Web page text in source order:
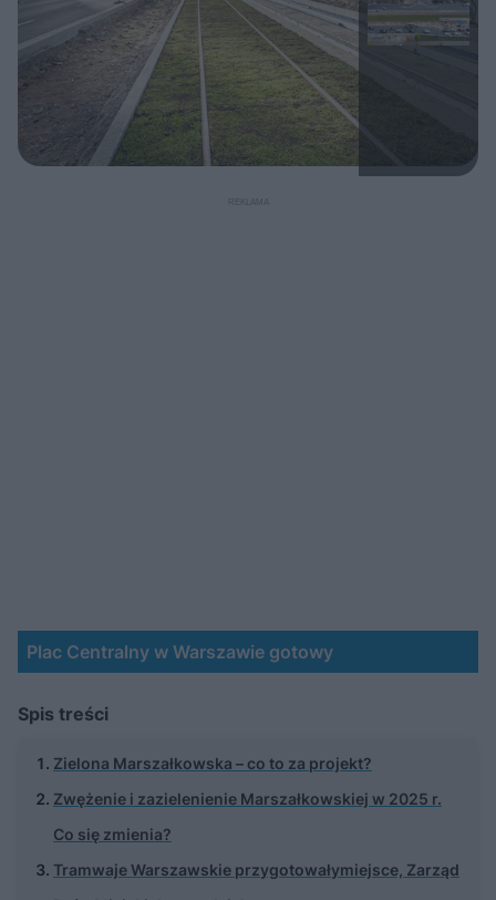
Plac Centralny w Warszawie gotowy
Spis treści
Zielona Marszałkowska – co to za projekt?
Zwężenie i zazielenienie Marszałkowskiej w 2025 r.
Co się zmienia?
Tramwaje Warszawskie przygotowałymiejsce, Zarząd